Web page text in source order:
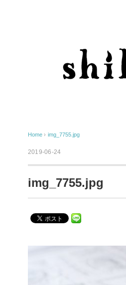
Home › img_7755.jpg
2019-06-24
img_7755.jpg